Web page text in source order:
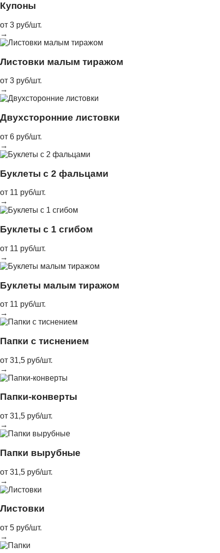
Купоны
от 3 руб/шт.
→
Листовки малым тиражом
от 3 руб/шт.
→
Двухсторонние листовки
от 6 руб/шт.
→
Буклеты с 2 фальцами
от 11 руб/шт.
→
Буклеты с 1 сгибом
от 11 руб/шт.
→
Буклеты малым тиражом
от 11 руб/шт.
→
Папки с тиснением
от 31,5 руб/шт.
→
Папки-конверты
от 31,5 руб/шт.
→
Папки вырубные
от 31,5 руб/шт.
→
Листовки
от 5 руб/шт.
→